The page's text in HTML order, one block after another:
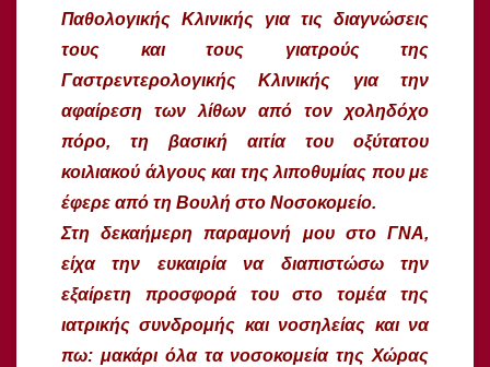
Παθολογικής Κλινικής για τις διαγνώσεις
τους και τους γιατρούς της
Γαστρεντερολογικής Κλινικής για την
αφαίρεση των λίθων από τον χοληδόχο
πόρο, τη βασική αιτία του οξύτατου
κοιλιακού άλγους και της λιποθυμίας που με
έφερε από τη Βουλή στο Νοσοκομείο.
Στη δεκαήμερη παραμονή μου στο ΓΝΑ,
είχα την ευκαιρία να διαπιστώσω την
εξαίρετη προσφορά του στο τομέα της
ιατρικής συνδρομής και νοσηλείας και να
πω: μακάρι όλα τα νοσοκομεία της Χώρας